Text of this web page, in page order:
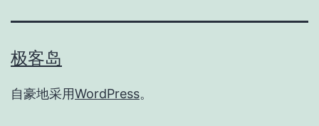
极客岛
自豪地采用WordPress。